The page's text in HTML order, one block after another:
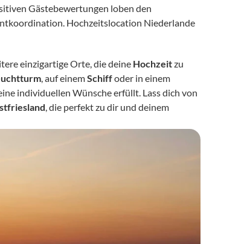
Gästebewertungen loben den
Hochzeitslocation Niederlande
einzigartige Orte, die deine Hochzeit zu
, auf einem Schiff
individuellen Wünsche erfüllt. Lass dich von
, die perfekt zu dir und deinem